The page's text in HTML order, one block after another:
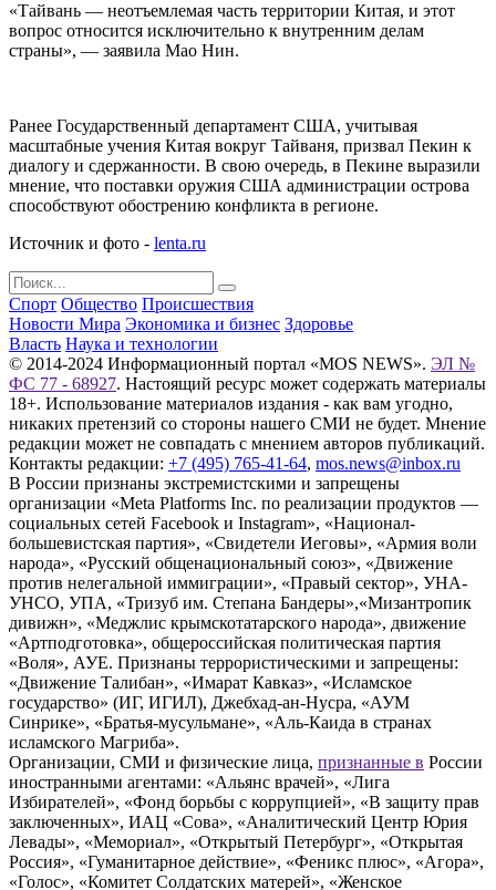
«Тайвань — неотъемлемая часть территории Китая, и этот
вопрос относится исключительно к внутренним делам
страны», — заявила Мао Нин.
Ранее Государственный департамент США, учитывая
масштабные учения Китая вокруг Тайваня, призвал Пекин к
диалогу и сдержанности. В свою очередь, в Пекине выразили
мнение, что поставки оружия США администрации острова
способствуют обострению конфликта в регионе.
Источник и фото - lenta.ru
Спорт Общество Происшествия
Новости Мира Экономика и бизнес Здоровье
Власть Наука и технологии
© 2014-2024 Информационный портал «MOS NEWS». ЭЛ №
ФС 77 - 68927. Настоящий ресурс может содержать материалы
18+. Использование материалов издания - как вам угодно,
никаких претензий со стороны нашего СМИ не будет. Мнение
редакции может не совпадать с мнением авторов публикаций.
Контакты редакции: +7 (495) 765-41-64, mos.news@inbox.ru
В России признаны экстремистскими и запрещены
организации «Meta Platforms Inc. по реализации продуктов —
социальных сетей Facebook и Instagram», «Национал-
большевистская партия», «Свидетели Иеговы», «Армия воли
народа», «Русский общенациональный союз», «Движение
против нелегальной иммиграции», «Правый сектор», УНА-
УНСО, УПА, «Тризуб им. Степана Бандеры»,«Мизантропик
дивижн», «Меджлис крымскотатарского народа», движение
«Артподготовка», общероссийская политическая партия
«Воля», АУЕ. Признаны террористическими и запрещены:
«Движение Талибан», «Имарат Кавказ», «Исламское
государство» (ИГ, ИГИЛ), Джебхад-ан-Нусра, «АУМ
Синрике», «Братья-мусульмане», «Аль-Каида в странах
исламского Магриба».
Организации, СМИ и физические лица, признанные в России
иностранными агентами: «Альянс врачей», «Лига
Избирателей», «Фонд борьбы с коррупцией», «В защиту прав
заключенных», ИАЦ «Сова», «Аналитический Центр Юрия
Левады», «Мемориал», «Открытый Петербург», «Открытая
Россия», «Гуманитарное действие», «Феникс плюс», «Агора»,
«Голос», «Комитет Солдатских матерей», «Женское